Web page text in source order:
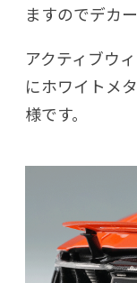
ますのでデカ
アクティブウ
にホワイトメ
様です。